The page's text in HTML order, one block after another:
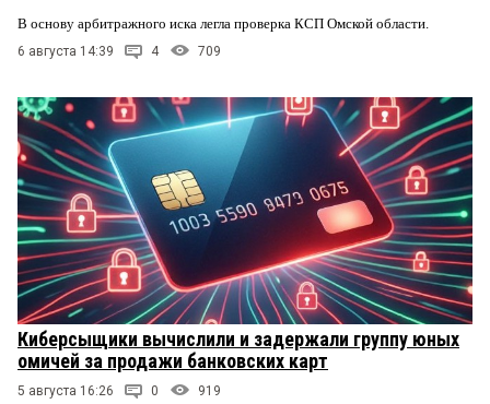
В основу арбитражного иска легла проверка КСП Омской области.
6 августа 14:39 4 709
Киберсыщики вычислили и задержали группу юных
омичей за продажи банковских карт
5 августа 16:26 0 919